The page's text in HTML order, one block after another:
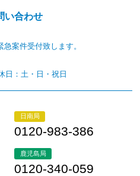
い合わせ
案件受付致します。
日：土・日・祝日
日南局
0120-983-386
鹿児島局
0120-340-059